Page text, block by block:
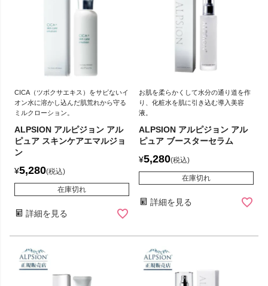
CICA（ツボクサエキス）をサビないイ
オン水に溶かし込んだ肌荒れから守る
ミルクローション。
ALPSION アルピジョン アル
ピュア スキンケアエマルジョ
ン
¥5,280 税込
在庫切れ
詳細を見る
お肌を柔らかくして水分の通り道を作
り、化粧水を肌に引き込む導入美容
液。
ALPSION アルピジョン アル
ピュア ブースターセラム
¥5,280 税込
在庫切れ
詳細を見る